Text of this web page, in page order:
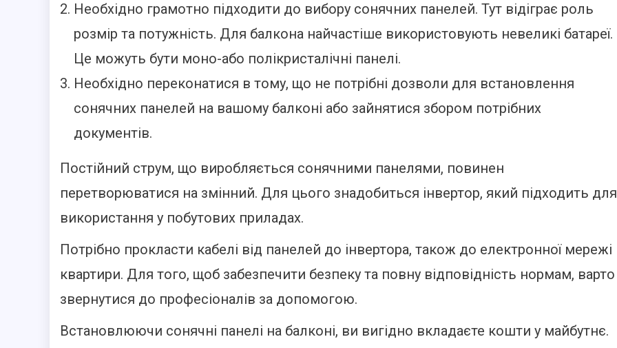
Необхідно грамотно підходити до вибору сонячних панелей. Тут відіграє роль
розмір та потужність. Для балкона найчастіше використовують невеликі батареї.
Це можуть бути моно-або полікристалічні панелі.
Необхідно переконатися в тому, що не потрібні дозволи для встановлення
сонячних панелей на вашому балконі або зайнятися збором потрібних
документів.
Постійний струм, що виробляється сонячними панелями, повинен
перетворюватися на змінний. Для цього знадобиться інвертор, який підходить для
використання у побутових приладах.
Потрібно прокласти кабелі від панелей до інвертора, також до електронної мережі
квартири. Для того, щоб забезпечити безпеку та повну відповідність нормам, варто
звернутися до професіоналів за допомогою.
Встановлюючи сонячні панелі на балконі, ви вигідно вкладаєте кошти у майбутнє.